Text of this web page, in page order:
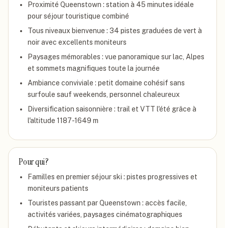
Proximité Queenstown : station à 45 minutes idéale
pour séjour touristique combiné
Tous niveaux bienvenue : 34 pistes graduées de vert à
noir avec excellents moniteurs
Paysages mémorables : vue panoramique sur lac, Alpes
et sommets magnifiques toute la journée
Ambiance conviviale : petit domaine cohésif sans
surfoule sauf weekends, personnel chaleureux
Diversification saisonnière : trail et VTT l'été grâce à
l'altitude 1187-1649 m
Pour qui ?
Familles en premier séjour ski : pistes progressives et
moniteurs patients
Touristes passant par Queenstown : accès facile,
activités variées, paysages cinématographiques